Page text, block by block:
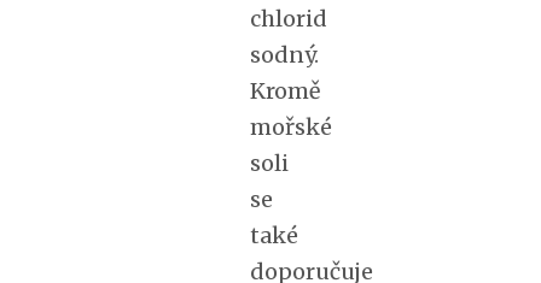
chlorid
sodný.
Kromě
mořské
soli
se
také
doporučuje